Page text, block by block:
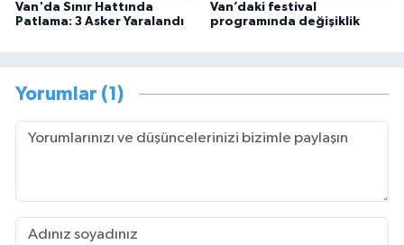
Van'da Sınır Hattında
Patlama: 3 Asker Yaralandı
Van’daki festival
programında değişiklik
Yorumlar (1)